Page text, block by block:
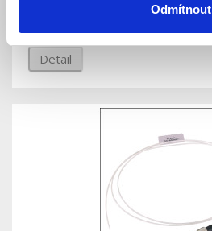
Odmítnout
Detail